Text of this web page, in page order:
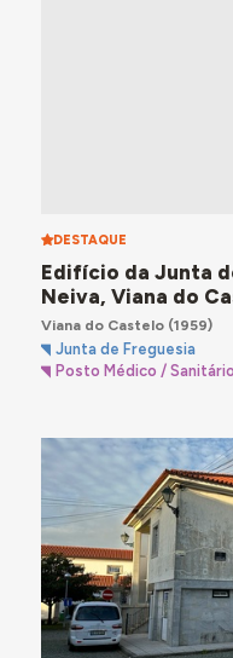
DESTAQUE
Edifício da Junta
Neiva, Viana do
Viana do Castelo(1959)
Junta de Freguesia
Posto Médico /